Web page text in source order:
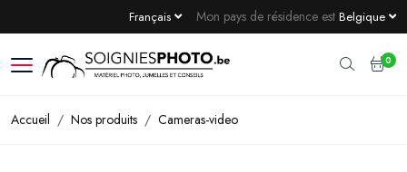
Mon pays de résidence est Belgique
Français
0
Accueil Nos produits Cameras-video